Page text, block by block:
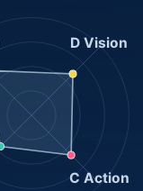
D Vision
C Action